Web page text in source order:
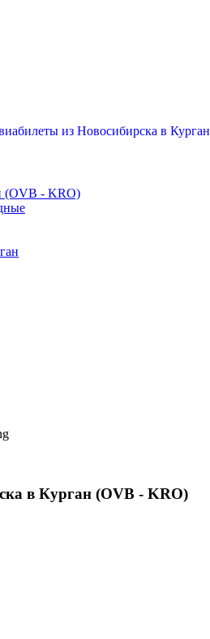
из Новосибирска в Курган
(OVB - KRO)
в Курган (OVB - KRO)